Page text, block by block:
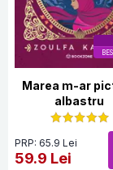
Marea m-ar
albastru
PRP: 65.9 Lei
59.9 Lei